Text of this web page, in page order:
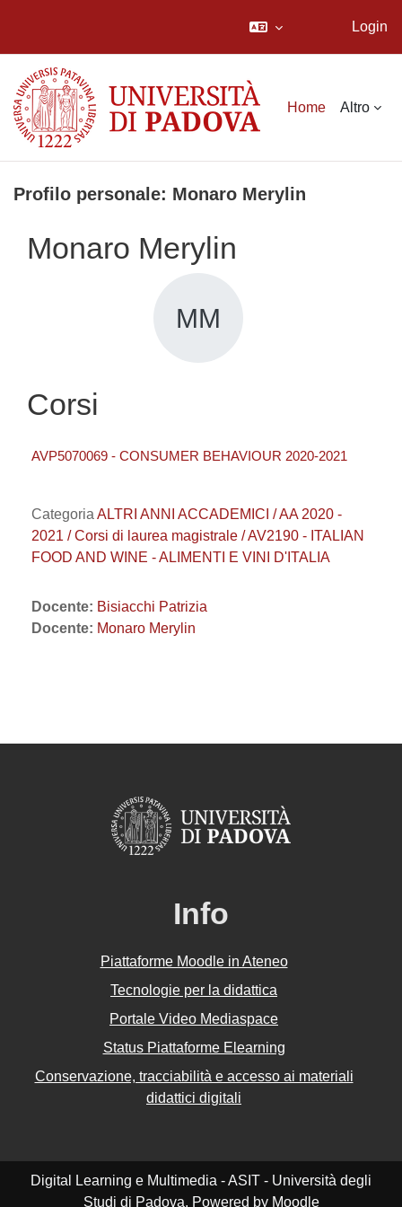
Login
Home Altro
Profilo personale: Monaro Merylin
Monaro Merylin
MM
Corsi
AVP5070069 - CONSUMER BEHAVIOUR 2020-2021
Categoria ALTRI ANNI ACCADEMICI / AA 2020 -
2021 / Corsi di laurea magistrale / AV2190 - ITALIAN
FOOD AND WINE - ALIMENTI E VINI D'ITALIA
Docente: Bisiacchi Patrizia
Docente: Monaro Merylin
Info
Piattaforme Moodle in Ateneo
Tecnologie per la didattica
Portale Video Mediaspace
Status Piattaforme Elearning
Conservazione, tracciabilità e accesso ai materiali
didattici digitali
Digital Learning e Multimedia - ASIT - Università degli
Studi di Padova. Powered by Moodle